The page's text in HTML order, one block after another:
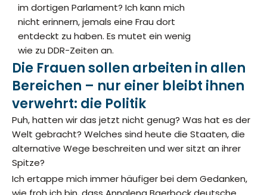
im dortigen Parlament? Ich kann mich
nicht erinnern, jemals eine Frau dort
entdeckt zu haben. Es mutet ein wenig
wie zu DDR-Zeiten an.
Die Frauen sollen arbeiten in allen
Bereichen – nur einer bleibt ihnen
verwehrt: die Politik
Puh, hatten wir das jetzt nicht genug? Was hat es der
Welt gebracht? Welches sind heute die Staaten, die
alternative Wege beschreiten und wer sitzt an ihrer
Spitze?
Ich ertappe mich immer häufiger bei dem Gedanken,